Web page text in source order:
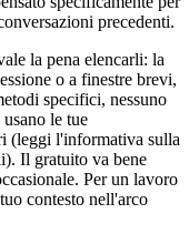
precedenti.
la pena elencarli: la
o a finestre brevi,
specifici, nessuno
le tue
(leggi l'informativa sulla
Il gratuito va bene
Per un lavoro
contesto nell'arco